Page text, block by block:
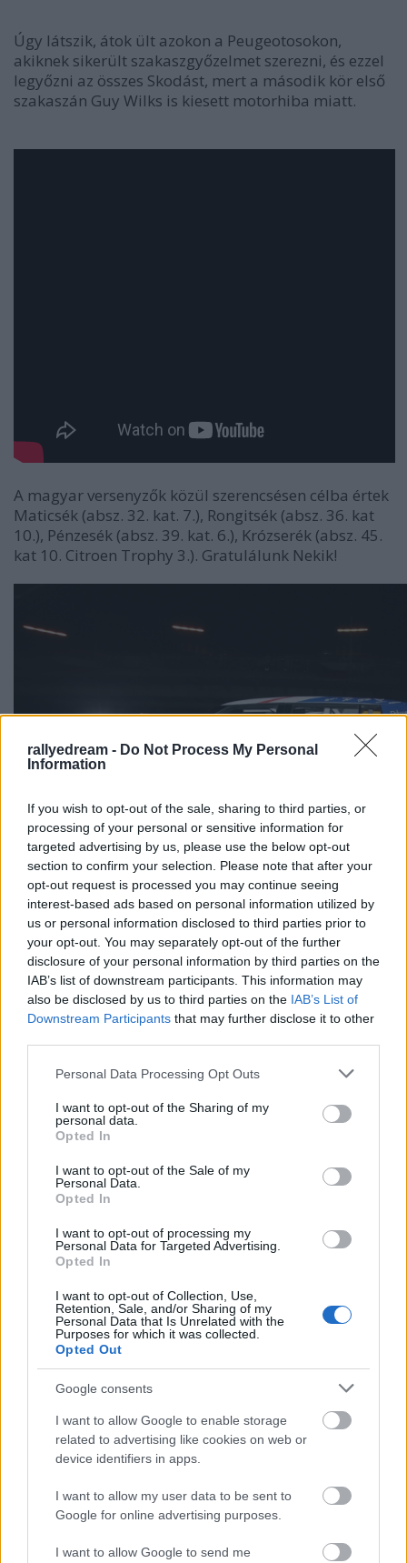
rallyedream - Do Not Process My Personal
Information
If you wish to opt-out of the sale, sharing to third parties, or
processing of your personal or sensitive information for
targeted advertising by us, please use the below opt-out
section to confirm your selection. Please note that after your
opt-out request is processed you may continue seeing
interest-based ads based on personal information utilized by
us or personal information disclosed to third parties prior to
your opt-out. You may separately opt-out of the further
disclosure of your personal information by third parties on the
IAB’s list of downstream participants. This information may
also be disclosed by us to third parties on the IAB’s List of
Downstream Participants that may further disclose it to other
Please note that this website/app uses one or more Google
not limited to your visit or usage behaviour. You may click to
grant or deny consent to Google and its third-party tags to
use your data for below specified purposes in below Google
consent section.
Personal Data Processing Opt Outs
I want to opt-out of the Sharing of my
personal data.
Opted In
I want to opt-out of the Sale of my
Personal Data.
Opted In
I want to opt-out of processing my
Personal Data for Targeted Advertising.
Opted In
I want to opt-out of Collection, Use,
Retention, Sale, and/or Sharing of my
Personal Data that Is Unrelated with the
Purposes for which it was collected.
Opted Out
Google consents
I want to allow Google to enable storage
related to advertising like cookies on web or
device identifiers in apps.
I want to allow my user data to be sent to
Google for online advertising purposes.
I want to allow Google to send me
Úgy látszik, átok ült azokon a Peugeotosokon,
akiknek sikerült szakaszgyőzelmet szerezni, és ezzel
legyőzni az összes Skodást, mert a második kör első
szakaszán Guy Wilks is kiesett motorhiba miatt.
A magyar versenyzők közül szerencsésen célba értek
Maticsék (absz. 32. kat. 7.), Rongitsék (absz. 36. kat
10.), Pénzesék (absz. 39. kat. 6.), Krózserék (absz. 45.
kat 10. Citroen Trophy 3.). Gratulálunk Nekik!
A futamot megnézve jól látszik, hogy a gyári
versenyzőkön kívül nem sokan szólhatnak bele az
élmezőny csatájába (sajnos ez várható a Mecseken
is). A legjobb nemgyári versenyző a nagy múlttal
szerezte meg. Sokat vártunk Pechtől, de ahogy
nyilatkozta, nem működnek még tökéletesen az R4-
es alkatrészek. Kruudatól is többet vártunk: előrébb
vártuk, mint a 10. hely. Számomra Sandell volt még
sokat kell tanulnia aszfaltos pályákon. Pozitív
meglepetés volt Mikkelsen, ha nincs a szombati